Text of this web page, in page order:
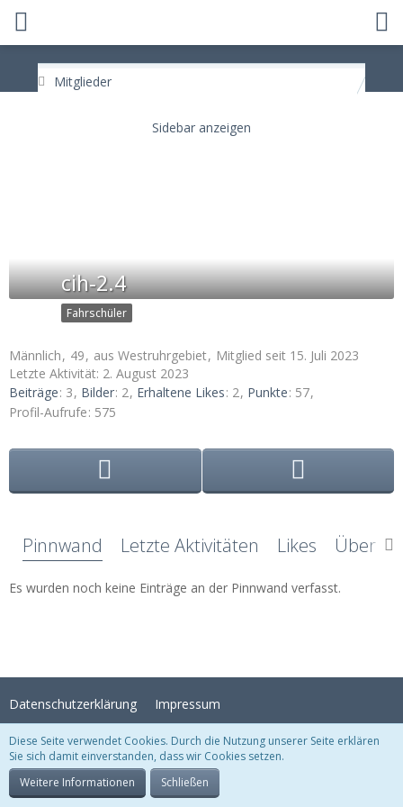
Mitglieder
cih-2.4
Fahrschüler
Männlich 49 aus Westruhrgebiet
Mitglied seit 15. Juli 2023
Letzte Aktivität: 2. August 2023
Beiträge 3 Bilder 2 Erhaltene Likes 2 Punkte 57
Profil-Aufrufe 575
Pinnwand Letzte Aktivitäten Likes Über
Es wurden noch keine Einträge an der Pinnwand verfasst.
Datenschutzerklärung Impressum
Stil:Crystal Temptation , erstellt vonKittMedia
Community-Software:
Diese Seite verwendet Cookies. Durch die Nutzung unserer Seite erklären
Sie sich damit einverstanden, dass wir Cookies setzen.
Weitere Informationen
Schließen